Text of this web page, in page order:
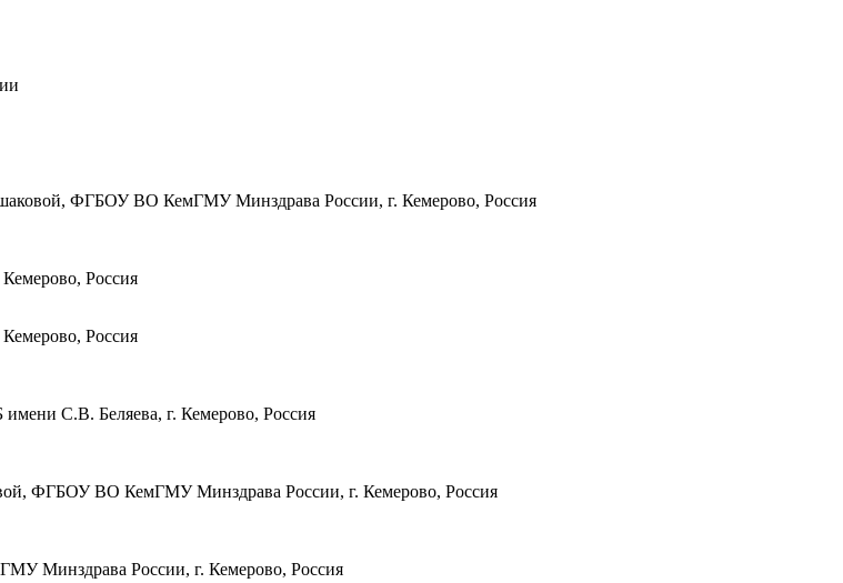
ФГБОУ ВО КемГМУ Минздрава России, г. Кемерово, Россия
Россия
Россия
имени С.В. Беляева, г. Кемерово, Россия
ФГБОУ ВО КемГМУ Минздрава России, г. Кемерово, Россия
Минздрава России, г. Кемерово, Россия